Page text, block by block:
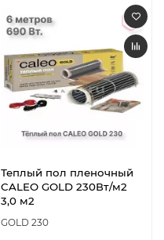
Теплый пол пленочный
CALEO GOLD 230Вт/м2
3,0 м2
GOLD 230